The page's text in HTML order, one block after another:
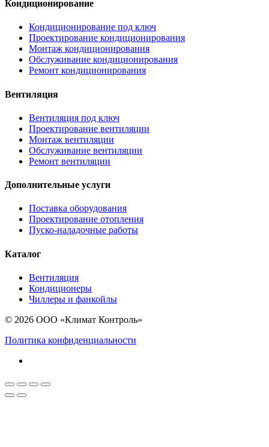
Кондиционирование
Кондиционирование под ключ
Проектирование кондиционирования
Монтаж кондиционирования
Обслуживание кондиционирования
Ремонт кондиционирования
Вентиляция
Вентиляция под ключ
Проектирование вентиляции
Монтаж вентиляции
Обслуживание вентиляции
Ремонт вентиляции
Дополнительные услуги
Поставка оборудования
Проектирование отопления
Пуско-наладочные работы
Каталог
Вентиляция
Кондиционеры
Чиллеры и фанкойлы
© 2026 ООО «Климат Контроль»
Политика конфиденциальности